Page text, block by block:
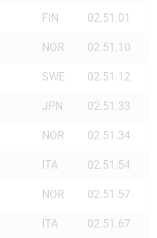
FIN 02.51.01
NOR 02.51.10
SWE 02.51.12
JPN 02.51.33
NOR 02.51.34
ITA 02.51.54
NOR 02.51.57
ITA 02.51.67